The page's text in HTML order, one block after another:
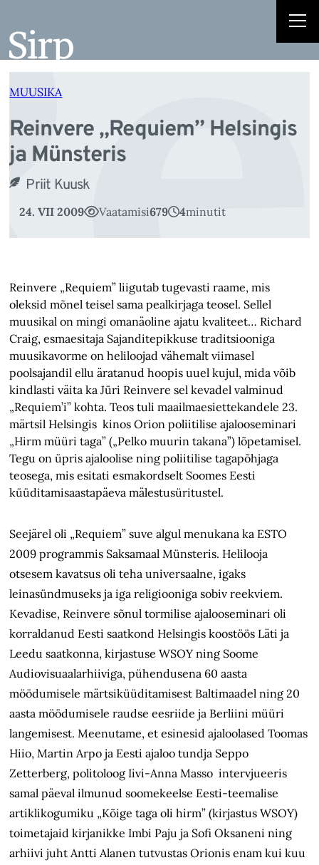
juurde
MUUSIKA
Reinvere „Requiem” Helsingis
ja Münsteris
Priit Kuusk
24. VII 2009 Vaatamisi679 4minutit
Reinvere „Requiem” liigutab tugevasti raame, mis
oleksid mõnel teisel sama pealkirjaga teosel. Sellel
muusikal on mingi omanäoline ajatu kvaliteet… Richard
Craig, esmaesitaja Sajanditepikkuse traditsiooniga
muusikavorme on heliloojad vähemalt viimasel
poolsajandil ellu äratanud hoopis uuel kujul, mida võib
kindlasti väita ka Jüri Reinvere sel kevadel valminud
„Requiem’i” kohta. Teos tuli maailmaesiettekandele 23.
märtsil Helsingis kinos Orion poliitilise ajalooseminari
„Hirm müüri taga” („Pelko muurin takana”) lõpetamisel.
Tegu on üpris ajaloolise ning poliitilise tagapõhjaga
teosega, mis esitati esmakordselt Soomes Eesti
küüditamisaastapäeva mälestusüritustel.
Seejärel oli „Requiem” suve algul menukana ka ESTO
2009 programmis Saksamaal Münsteris. Helilooja
otsesem kavatsus oli teha universaalne, igaks
leinasündmuseks ja iga religiooniga sobiv reekviem.
Kevadise, Reinvere sõnul tormilise ajalooseminari oli
korraldanud Eesti saatkond Helsingis koostöös Läti ja
Leedu saatkonna, kirjastuse WSOY ning Soome
Audiovisuaalarhiiviga, pühendusena 60 aasta
möödumisele märtsiküüditamisest Baltimaadel ning 20
aasta möödumisele raudse eesriide ja Berliini müüri
langemisest. Meenutame, et esinesid ajaloolased Toomas
Hiio, Martin Arpo ja Eesti ajaloo tundja Seppo
Zetterberg, politoloog Iivi-Anna Masso intervjueeris
samal päeval ilmunud soomekeelse Eesti-teemalise
artiklikogumiku „Kõige taga oli hirm” (kirjastus WSOY)
toimetajaid kirjanikke Imbi Paju ja Sofi Oksaneni ning
arhiivi juht Antti Alanen tutvustas Orionis enam kui kuu